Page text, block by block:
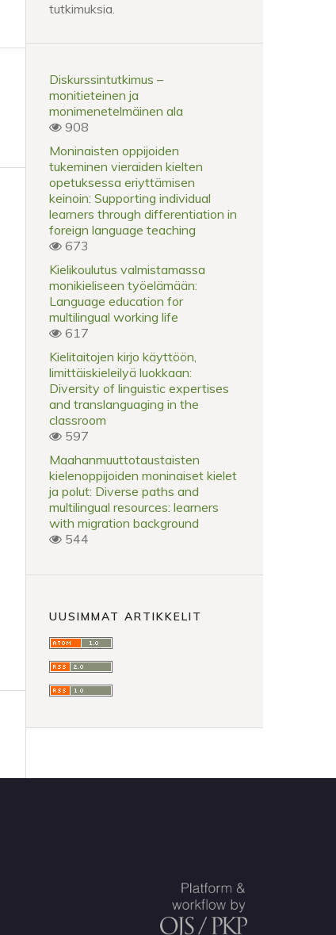
tutkimuksia.
Diskurssintutkimus –
monitieteinen ja
monimenetelmäinen ala
908
Moninaisten oppijoiden
tukeminen vieraiden kielten
opetuksessa eriyttämisen
keinoin: Supporting individual
learners through differentiation in
foreign language teaching
673
Kielikoulutus valmistamassa
monikieliseen työelämään:
Language education for
multilingual working life
617
Kielitaitojen kirjo käyttöön,
limittäiskieleilyä luokkaan:
Diversity of linguistic expertises
and translanguaging in the
classroom
597
Maahanmuuttotaustaisten
kielenoppijoiden moninaiset kielet
ja polut: Diverse paths and
multilingual resources: learners
with migration background
544
UUSIMMAT ARTIKKELIT